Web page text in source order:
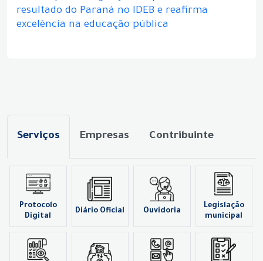
resultado do Paraná no IDEB e reafirma
excelência na educação pública
Serviços Empresas Contribuinte
Protocolo
Digital
Diário Oficial Ouvidoria
Legislação
municipal